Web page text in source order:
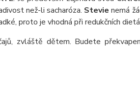
než-li sacharóza. Stevienemá
proto je vhodná při redukčních
zvláště dětem. Budete